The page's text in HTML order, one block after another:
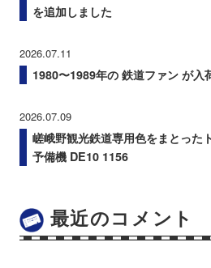
を追加しました
2026.07.11
1980〜1989年の 鉄道ファン が入
2026.07.09
嵯峨野観光鉄道専用色をまとった
予備機 DE10 1156
最近のコメント